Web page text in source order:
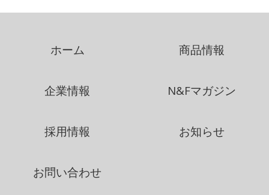
ホーム 商品情報
企業情報 N&Fマガジン
採用情報 お知らせ
お問い合わせ